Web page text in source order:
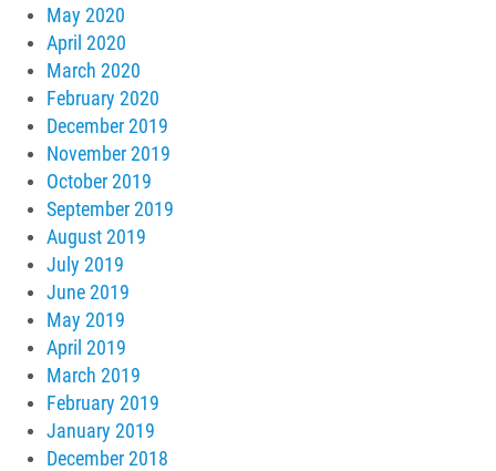
May 2020
April 2020
March 2020
February 2020
December 2019
November 2019
October 2019
September 2019
August 2019
July 2019
June 2019
May 2019
April 2019
March 2019
February 2019
January 2019
December 2018